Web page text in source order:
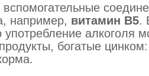
например, витамин В5.
употребление алкоголя
богатые